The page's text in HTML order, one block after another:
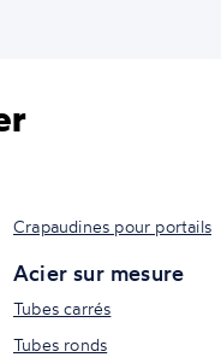
Crapaudines pour portails
Acier sur mesure
Tubes carrés
Tubes ronds